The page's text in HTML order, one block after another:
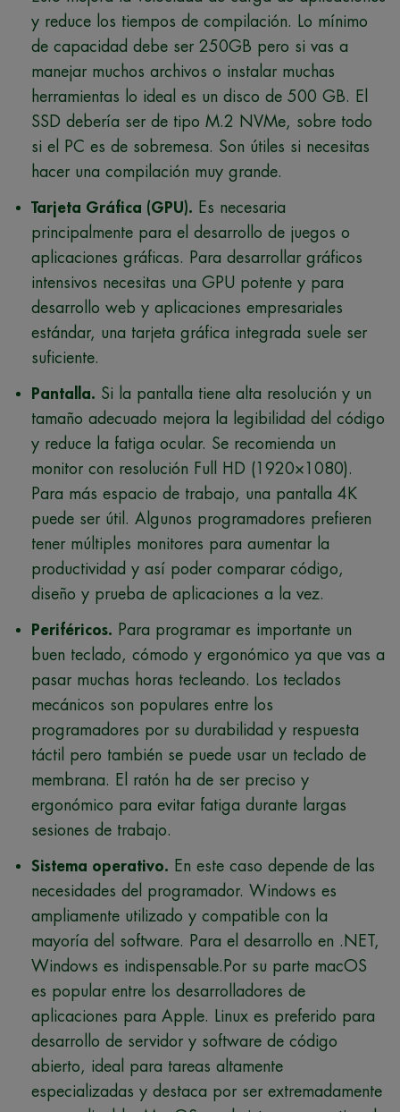
y reduce los tiempos de compilación. Lo mínimo
de capacidad debe ser 250GB pero si vas a
manejar muchos archivos o instalar muchas
herramientas lo ideal es un disco de 500 GB. El
SSD debería ser de tipo M.2 NVMe, sobre todo
si el PC es de sobremesa. Son útiles si necesitas
hacer una compilación muy grande.
Tarjeta Gráfica (GPU). Es necesaria
principalmente para el desarrollo de juegos o
aplicaciones gráficas. Para desarrollar gráficos
intensivos necesitas una GPU potente y para
desarrollo web y aplicaciones empresariales
estándar, una tarjeta gráfica integrada suele ser
suficiente.
Pantalla. Si la pantalla tiene alta resolución y un
tamaño adecuado mejora la legibilidad del código
y reduce la fatiga ocular. Se recomienda un
monitor con resolución Full HD (1920×1080).
Para más espacio de trabajo, una pantalla 4K
puede ser útil. Algunos programadores prefieren
tener múltiples monitores para aumentar la
productividad y así poder comparar código,
diseño y prueba de aplicaciones a la vez.
Periféricos. Para programar es importante un
buen teclado, cómodo y ergonómico ya que vas a
pasar muchas horas tecleando. Los teclados
mecánicos son populares entre los
programadores por su durabilidad y respuesta
táctil pero también se puede usar un teclado de
membrana. El ratón ha de ser preciso y
ergonómico para evitar fatiga durante largas
sesiones de trabajo.
Sistema operativo. En este caso depende de las
necesidades del programador. Windows es
ampliamente utilizado y compatible con la
mayoría del software. Para el desarrollo en .NET,
Windows es indispensable.Por su parte macOS
es popular entre los desarrolladores de
aplicaciones para Apple. Linux es preferido para
desarrollo de servidor y software de código
abierto, ideal para tareas altamente
especializadas y destaca por ser extremadamente